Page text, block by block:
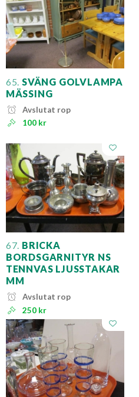
65. SVÄNG GOLVLAMPA
MÄSSING
Avslutat rop
100 kr
67. BRICKA
BORDSGARNITYR NS
TENNVAS LJUSSTAKAR
MM
Avslutat rop
250 kr